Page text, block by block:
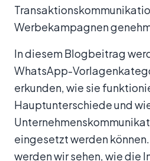
Werbekampagnen
In diesem Blogbeitrag
WhatsApp-
erkunden, wie sie
Hauptunterschiede und
eingesetzt werden
werden wir sehen, wie die